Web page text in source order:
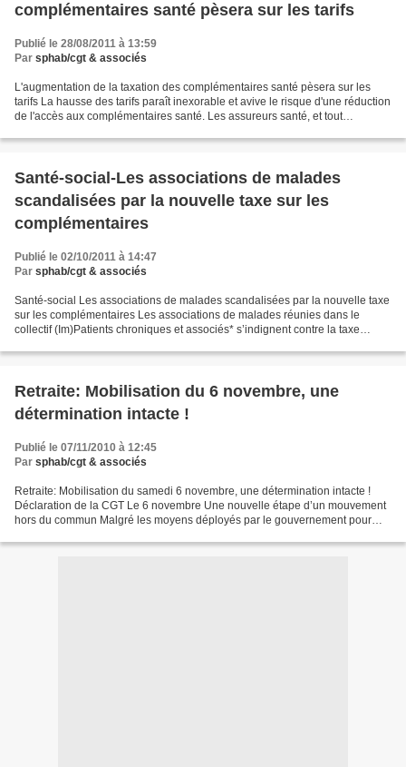
complémentaires santé pèsera sur les tarifs
Publié le 28/08/2011 à 13:59
Par sphab/cgt & associés
L'augmentation de la taxation des complémentaires santé pèsera sur les
tarifs La hausse des tarifs paraît inexorable et avive le risque d'une réduction
de l'accès aux complémentaires santé. Les assureurs santé, et tout
Santé-social-Les associations de malades
scandalisées par la nouvelle taxe sur les
complémentaires
Publié le 02/10/2011 à 14:47
Par sphab/cgt & associés
Santé-social Les associations de malades scandalisées par la nouvelle taxe
sur les complémentaires Les associations de malades réunies dans le
collectif (Im)Patients chroniques et associés* s’indignent contre la taxe
Retraite: Mobilisation du 6 novembre, une
détermination intacte !
Publié le 07/11/2010 à 12:45
Par sphab/cgt & associés
Retraite: Mobilisation du samedi 6 novembre, une détermination intacte !
Déclaration de la CGT Le 6 novembre Une nouvelle étape d’un mouvement
hors du commun Malgré les moyens déployés par le gouvernement pour